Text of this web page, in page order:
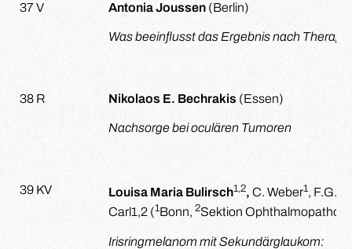
37 V Antonia Joussen (Berlin)
Was beeinflusst das Ergebnis nach
38 R Nikolaos E. Bechrakis (Essen)
Nachsorge bei oculären Tumoren
39 KV Louisa Maria Bulirsch1,2, C. Weber1, F.G.
Carl1,2 (1Bonn, 2Sektion
Irisringmelanom mit Sekundärglaukom: